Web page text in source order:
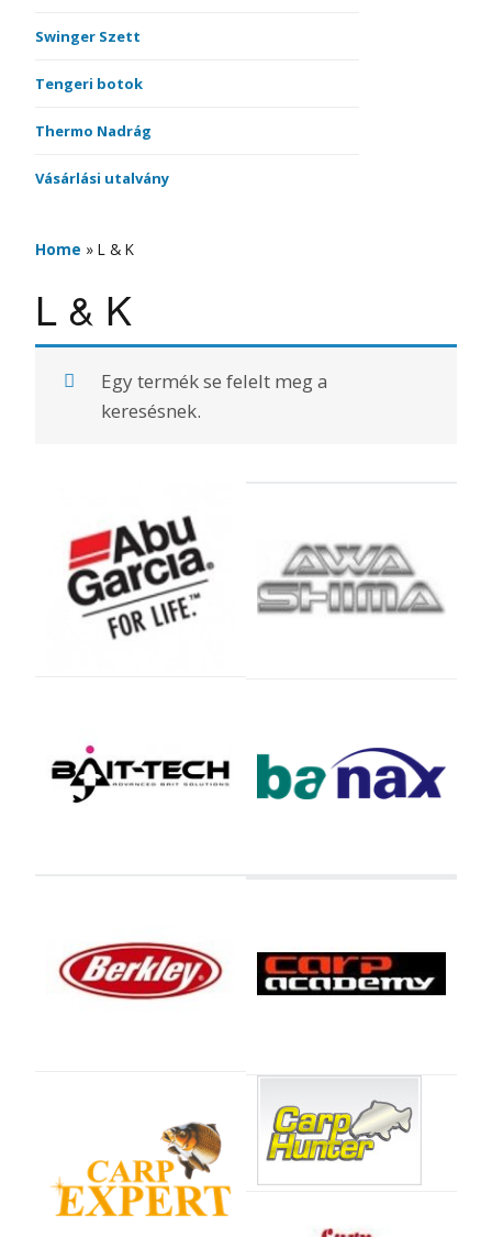
Swinger Szett
Tengeri botok
Thermo Nadrág
Vásárlási utalvány
Home » L & K
L & K
Egy termék se felelt meg a
keresésnek.